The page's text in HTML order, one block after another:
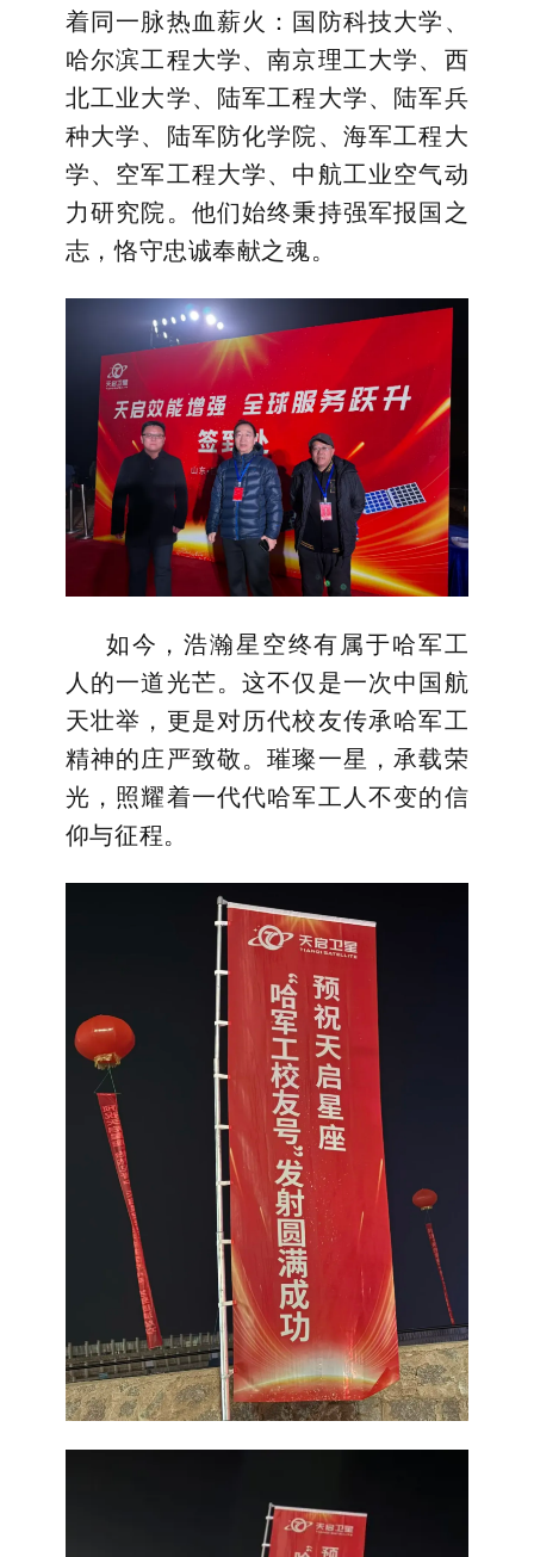
着同一脉热血薪火：国防科技大学、
哈尔滨工程大学、南京理工大学、西
北工业大学、陆军工程大学、陆军兵
种大学、陆军防化学院、海军工程大
学、空军工程大学、中航工业空气动
力研究院。他们始终秉持强军报国之
志，恪守忠诚奉献之魂。
如今，浩瀚星空终有属于哈军工
人的一道光芒。这不仅是一次中国航
天壮举，更是对历代校友传承哈军工
精神的庄严致敬。璀璨一星，承载荣
光，照耀着一代代哈军工人不变的信
仰与征程。